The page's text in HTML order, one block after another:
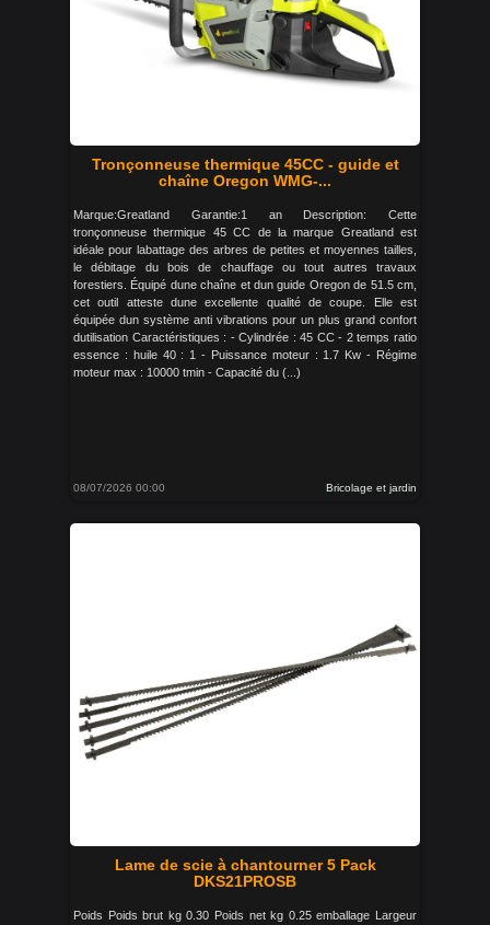
Tronçonneuse thermique 45CC - guide et
chaîne Oregon WMG-...
Marque:Greatland Garantie:1 an Description: Cette
tronçonneuse thermique 45 CC de la marque Greatland est
idéale pour labattage des arbres de petites et moyennes tailles,
le débitage du bois de chauffage ou tout autres travaux
forestiers. Équipé dune chaîne et dun guide Oregon de 51.5 cm,
cet outil atteste dune excellente qualité de coupe. Elle est
équipée dun système anti vibrations pour un plus grand confort
dutilisation Caractéristiques : - Cylindrée : 45 CC - 2 temps ratio
essence : huile 40 : 1 - Puissance moteur : 1.7 Kw - Régime
moteur max : 10000 tmin - Capacité du (...)
08/07/2026 00:00 Bricolage et jardin
Lame de scie à chantourner 5 Pack
DKS21PROSB
Poids Poids brut kg 0.30 Poids net kg 0.25 emballage Largeur